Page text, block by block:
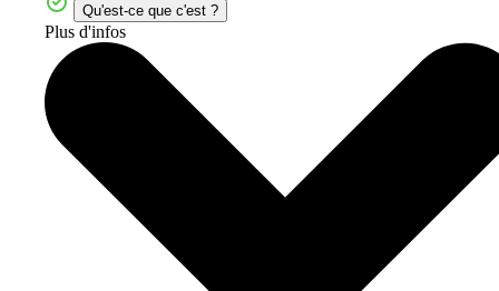
Qu'est-ce que c'est ?
Plus d'infos